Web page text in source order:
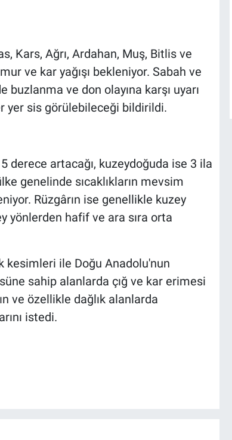
Kars, Ağrı, Ardahan, Muş, Bitlis ve
ve kar yağışı bekleniyor. Sabah ve
ve don olayına karşı uyarı
yer sis görülebileceği bildirildi.
5 derece artacağı, kuzeydoğuda ise 3 ila
genelinde sıcaklıkların mevsim
Rüzgârın ise genellikle kuzey
yönlerden hafif ve ara sıra orta
kesimleri ile Doğu Anadolu'nun
sahip alanlarda çığ ve kar erimesi
ve özellikle dağlık alanlarda
istedi.